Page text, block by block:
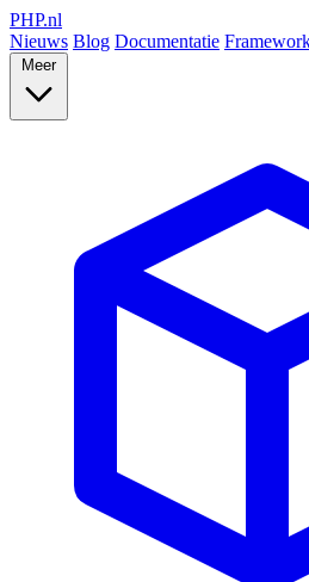
PHP.nl
Nieuws Blog Documentatie
Meer